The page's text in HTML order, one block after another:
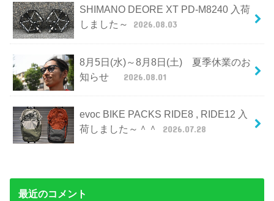
SHIMANO DEORE XT PD-M8240 入荷
しました～
2026.08.03
8月5日(水)～8月8日(土) 夏季休業のお
知らせ
2026.08.01
evoc BIKE PACKS RIDE8 , RIDE12 入
荷しました～＾＾
2026.07.28
最近のコメント